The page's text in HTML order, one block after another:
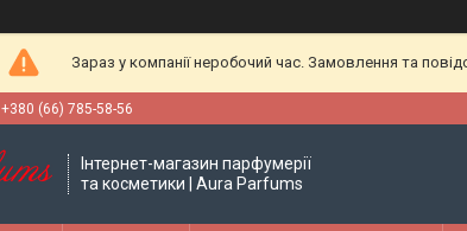
Зараз у компанії неробочий час. Замовлення та
+380 (66) 785-58-56
Інтернет-магазин парфумерії
та косметики | Aura Parfums